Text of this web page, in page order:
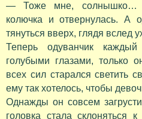
— Тоже мне, солнышко…
колючка и отвернулась. А
тянуться вверх, глядя вслед
Теперь одуванчик
голубыми глазами, только
всех сил старался светить
ему так хотелось, чтобы
Однажды он совсем
головка стала склоняться